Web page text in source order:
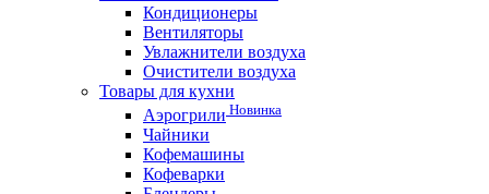
Кондиционеры
Вентиляторы
Увлажнители воздуха
Очистители воздуха
Товары для кухни
Аэрогрили Новинка
Чайники
Кофемашины
Кофеварки